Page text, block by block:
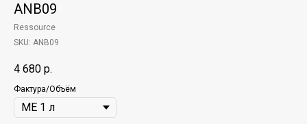
ANB09
Ressource
SKU: ANB09
4 680 р.
Фактура/Объём